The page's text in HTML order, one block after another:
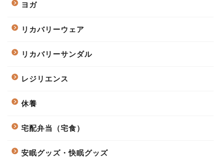
ヨガ
リカバリーウェア
リカバリーサンダル
レジリエンス
休養
宅配弁当（宅食）
安眠グッズ・快眠グッズ